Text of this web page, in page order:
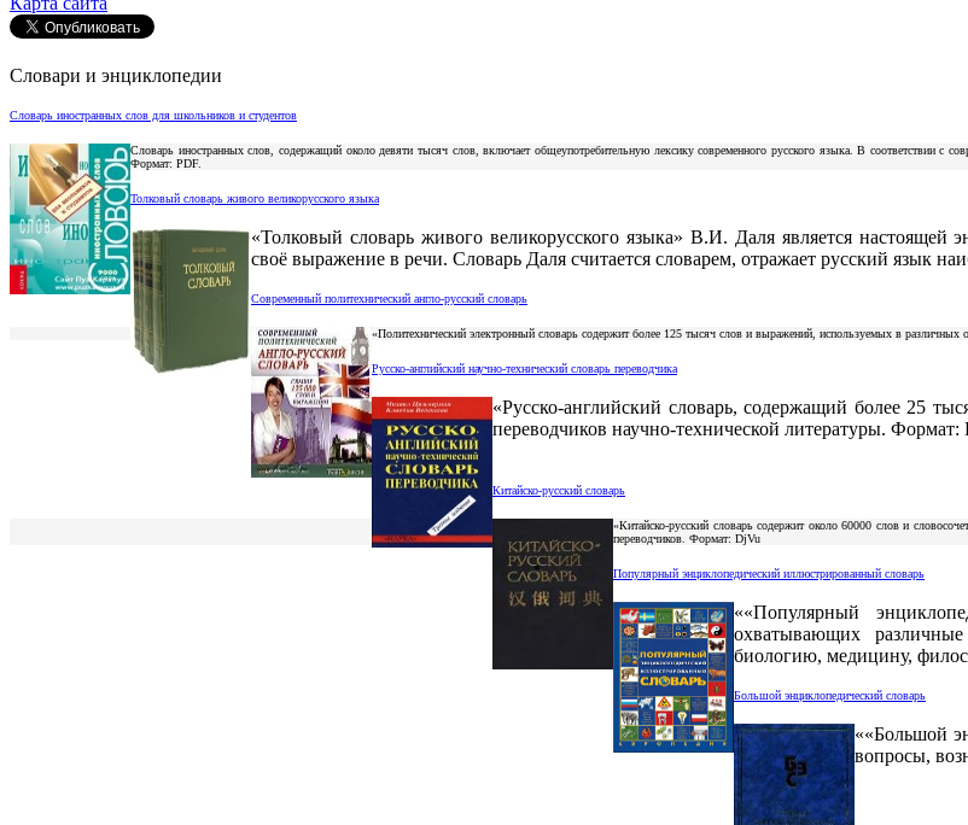
Словари и энциклопедии
Словарь иностранных слов для школьников и студентов
Словарь иностранных слов, содержащий около девяти тысяч слов, включает общеупотребительную лексику современного русского языка. В соответствии
Формат: PDF.
Толковый словарь живого великорусского языка
«Толковый словарь живого великорусского языка» В.И. Даля является
своё выражение в речи. Словарь Даля считается словарем, отражает русский язык
Современный политехнический англо-русский словарь
«Политехнический электронный словарь содержит более 125 тысяч слов и выражений, используемых в
Русско-английский научно-технический словарь переводчика
«Русско-английский словарь, содержащий более 25
переводчиков научно-технической литературы. Формат:
Китайско-русский словарь
«Китайско-русский словарь содержит около 60000 слов и
переводчиков. Формат: DjVu
Популярный энциклопедический иллюстрированный словарь
««Популярный
охватывающих
биологию, медицину,
Большой энциклопедический словарь
««Большой
вопросы,